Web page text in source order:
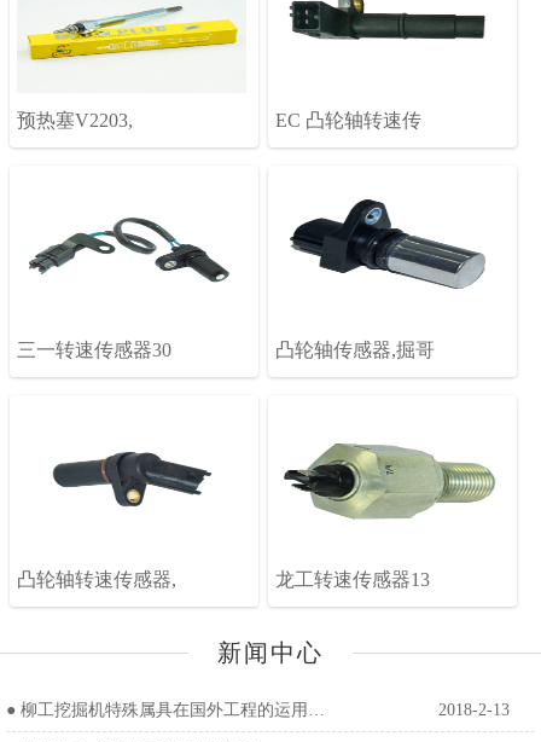
预热塞V2203, EC 凸轮轴转速传
三一转速传感器30 凸轮轴传感器,掘哥
凸轮轴转速传感器, 龙工转速传感器13
新闻中心
● 柳工挖掘机特殊属具在国外工程的运用… 2018-2-13